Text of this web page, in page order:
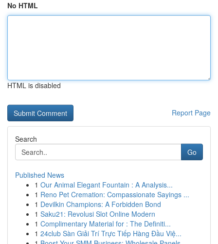
No HTML
HTML is disabled
Report Page
Search
Go
Published News
1 Our Animal Elegant Fountain : A Analysis...
1 Reno Pet Cremation: Compassionate Sayings ...
1 Devilkin Champions: A Forbidden Bond
1 Saku21: Revolusi Slot Online Modern
1 Complimentary Material for : The Definiti...
1 24club Sàn Giải Trí Trực Tiếp Hàng Đầu Việ...